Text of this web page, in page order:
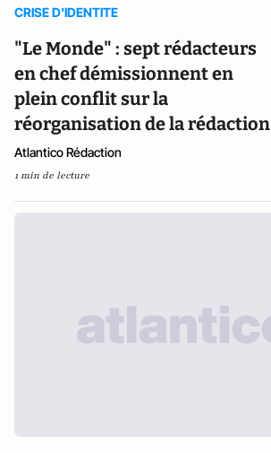
CRISE D'IDENTITE
"Le Monde" : sept rédacteurs
en chef démissionnent en
plein conflit sur la
réorganisation de la rédaction
Atlantico Rédaction
1 min de lecture